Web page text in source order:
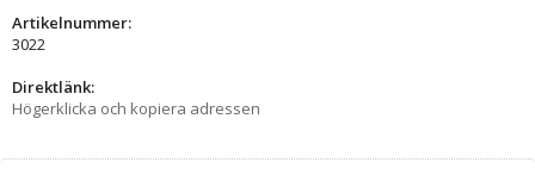
Artikelnummer:
3022
Direktlänk:
Högerklicka och kopiera adressen